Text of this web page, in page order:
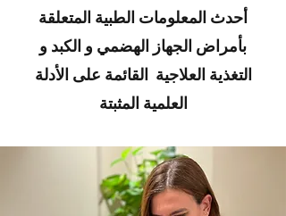
أحدث المعلومات الطبية المتعلقة
بأمراض الجهاز الهضمي و الكبد و
التغذية العلاجية القائمة على الأدلة
العلمية المثبتة